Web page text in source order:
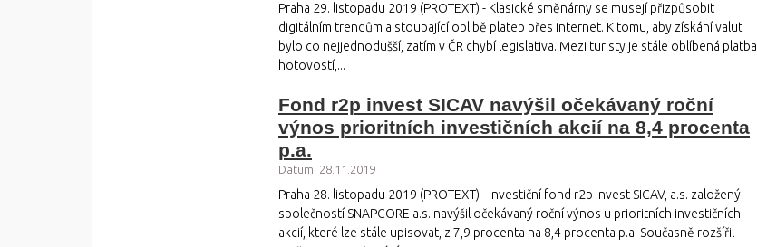
Praha 29. listopadu 2019 (PROTEXT) - Klasické směnárny se musejí přizpůsobit
digitálním trendům a stoupající oblibě plateb přes internet. K tomu, aby získání valut
bylo co nejjednodušší, zatím v ČR chybí legislativa. Mezi turisty je stále oblíbená platba
hotovostí,...
Fond r2p invest SICAV navýšil očekávaný roční
výnos prioritních investičních akcií na 8,4 procenta
p.a.
Datum: 28.11.2019
Praha 28. listopadu 2019 (PROTEXT) - Investiční fond r2p invest SICAV, a.s. založený
společností SNAPCORE a.s. navýšil očekávaný roční výnos u prioritních investičních
akcií, které lze stále upisovat, z 7,9 procenta na 8,4 procenta p.a. Současně rozšířil